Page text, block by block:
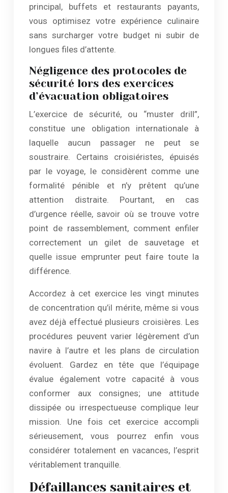
principal, buffets et restaurants payants,
vous optimisez votre expérience culinaire
sans surcharger votre budget ni subir de
longues files d’attente.
Négligence des protocoles de
sécurité lors des exercices
d’évacuation obligatoires
L’exercice de sécurité, ou “muster drill”,
constitue une obligation internationale à
laquelle aucun passager ne peut se
soustraire. Certains croisiéristes, épuisés
par le voyage, le considèrent comme une
formalité pénible et n’y prêtent qu’une
attention distraite. Pourtant, en cas
d’urgence réelle, savoir où se trouve votre
point de rassemblement, comment enfiler
correctement un gilet de sauvetage et
quelle issue emprunter peut faire toute la
différence.
Accordez à cet exercice les vingt minutes
de concentration qu’il mérite, même si vous
avez déjà effectué plusieurs croisières. Les
procédures peuvent varier légèrement d’un
navire à l’autre et les plans de circulation
évoluent. Gardez en tête que l’équipage
évalue également votre capacité à vous
conformer aux consignes; une attitude
dissipée ou irrespectueuse complique leur
mission. Une fois cet exercice accompli
sérieusement, vous pourrez enfin vous
considérer totalement en vacances, l’esprit
véritablement tranquille.
Défaillances sanitaires et